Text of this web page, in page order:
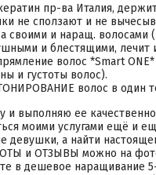
пр-ва Италия,
не сползают и не
своими и наращ. волосами
и блестящими, лечит
волос *Smart ONE*
и густоты волос).
волос в один
выполняю ее
моими услугами ещё и
девушки, а найти
и ОТЗЫВЫ можно на фото
в дешевое наращивание